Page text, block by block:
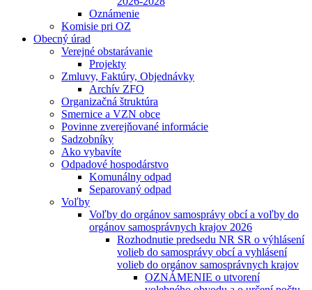
Oznámenie
Komisie pri OZ
Obecný úrad
Verejné obstarávanie
Projekty
Zmluvy, Faktúry, Objednávky
Archív ZFO
Organizačná štruktúra
Smernice a VZN obce
Povinne zverejňované informácie
Sadzobníky
Ako vybavíte
Odpadové hospodárstvo
Komunálny odpad
Separovaný odpad
Voľby
Voľby do orgánov samosprávy obcí a voľby do
orgánov samosprávnych krajov 2026
Rozhodnutie predsedu NR SR o výhlásení
volieb do samosprávy obcí a vyhlásení
volieb do orgánov samosprávnych krajov
OZNÁMENIE o utvorení